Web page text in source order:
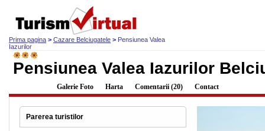
Prima pagina > Cazare Belciugatele > Pensiunea Valea
Iazurilor
Pensiunea Valea Iazurilor
Galerie Foto Harta Comentarii (20) Contact
Parerea turistilor